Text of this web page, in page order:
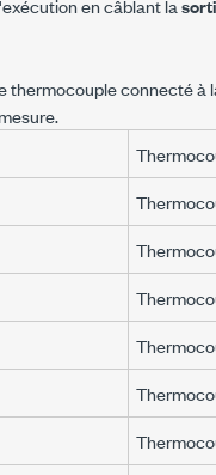
en câblant la
thermocouple connecté à